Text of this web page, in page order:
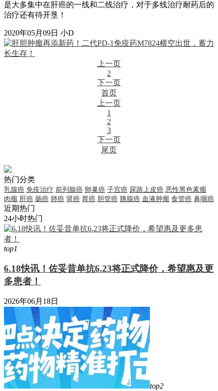
是大多集中在肝癌的一线和二线治疗，对于多线治疗耐药后的
治疗还有待开垦！
2020年05月09日 小D
上一页
2
下一页
首页
上一页
1
2
3
下一页
尾页
热门分类
乳腺癌 免疫治疗 前列腺癌 卵巢癌 子宫癌 尿路上皮癌 恶性黑色素瘤
肉瘤 肝癌 肠癌 肺癌 肾癌 胃癌 胆管癌 胰腺癌 血液肿瘤 食管癌 鼻咽癌
近期热门
24小时热门
top1
6.18快讯！佐妥昔单抗6.23将正式降价，希望惠及更
多患者！
2026年06月18日
top2